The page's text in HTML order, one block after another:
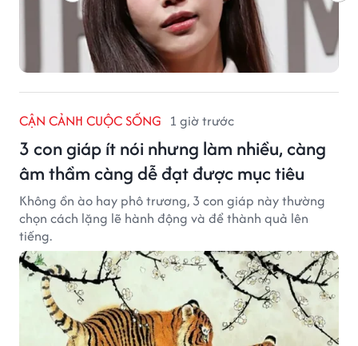
CẬN CẢNH CUỘC SỐNG 1 giờ trước
3 con giáp ít nói nhưng làm nhiều, càng
âm thầm càng dễ đạt được mục tiêu
Không ồn ào hay phô trương, 3 con giáp này thường
chọn cách lặng lẽ hành động và để thành quả lên
tiếng.